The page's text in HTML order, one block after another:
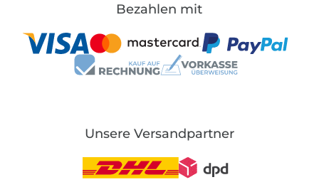
Bezahlen mit
Unsere Versandpartner